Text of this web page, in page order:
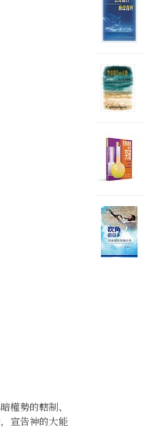
權勢的轄制、
宣告神的大能